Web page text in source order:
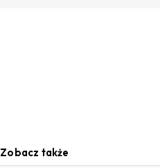
Zobacz także